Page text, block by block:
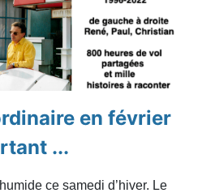
en février
...
ce samedi d’hiver. Le